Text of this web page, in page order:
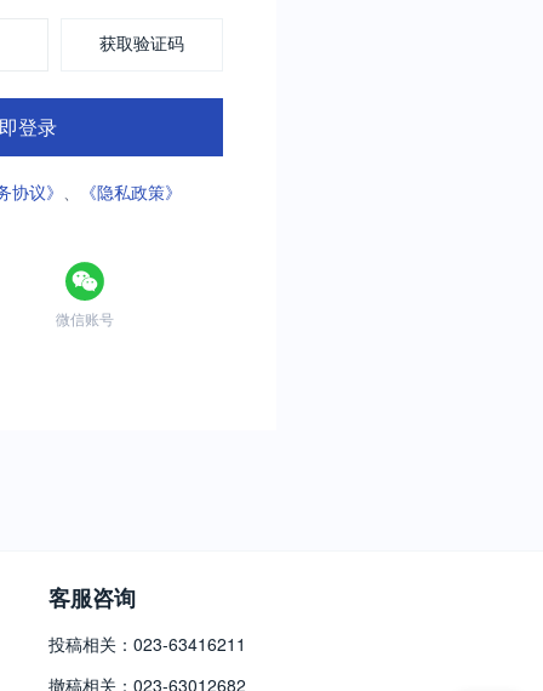
获取验证码
登录
协议》 、 《隐私政策》
微信账号
客服咨询
投稿相关：023-63416211
撤稿相关：023-63012682